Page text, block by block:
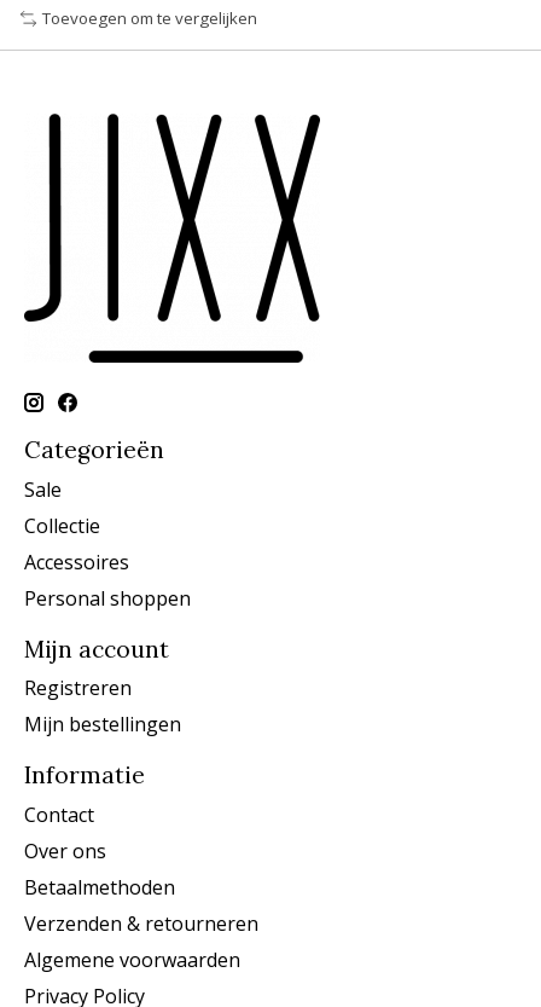
Toevoegen om te vergelijken
Categorieën
Sale
Collectie
Accessoires
Personal shoppen
Mijn account
Registreren
Mijn bestellingen
Informatie
Contact
Over ons
Betaalmethoden
Verzenden & retourneren
Algemene voorwaarden
Privacy Policy